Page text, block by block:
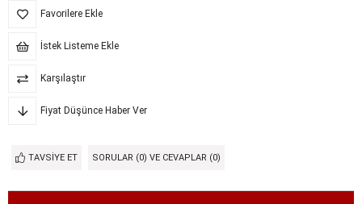
Favorilere Ekle
İstek Listeme Ekle
Karşılaştır
Fiyat Düşünce Haber Ver
TAVSIYE ET SORULAR (0) VE CEVAPLAR (0)